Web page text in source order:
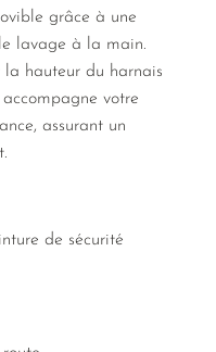
grâce à une
lavage à la main.
la hauteur du harnais
votre
assurant un
de sécurité